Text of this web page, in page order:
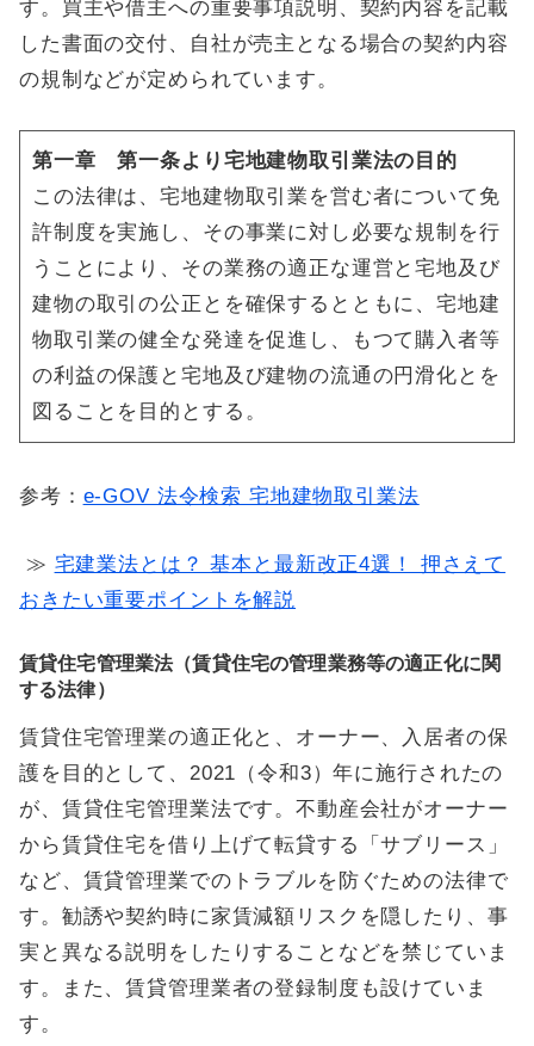
す。買主や借主への重要事項説明、契約内容を記載
した書面の交付、自社が売主となる場合の契約内容
の規制などが定められています。
第一章 第一条より宅地建物取引業法の目的
この法律は、宅地建物取引業を営む者について免
許制度を実施し、その事業に対し必要な規制を行
うことにより、その業務の適正な運営と宅地及び
建物の取引の公正とを確保するとともに、宅地建
物取引業の健全な発達を促進し、もつて購入者等
の利益の保護と宅地及び建物の流通の円滑化とを
図ることを目的とする。
参考： e-GOV 法令検索 宅地建物取引業法
≫ 宅建業法とは？ 基本と最新改正4選！ 押さえて
おきたい重要ポイントを解説
賃貸住宅管理業法（賃貸住宅の管理業務等の適正化に関
する法律）
賃貸住宅管理業の適正化と、オーナー、入居者の保
護を目的として、2021（令和3）年に施行されたの
が、賃貸住宅管理業法です。不動産会社がオーナー
から賃貸住宅を借り上げて転貸する「サブリース」
など、賃貸管理業でのトラブルを防ぐための法律で
す。勧誘や契約時に家賃減額リスクを隠したり、事
実と異なる説明をしたりすることなどを禁じていま
す。また、賃貸管理業者の登録制度も設けていま
す。